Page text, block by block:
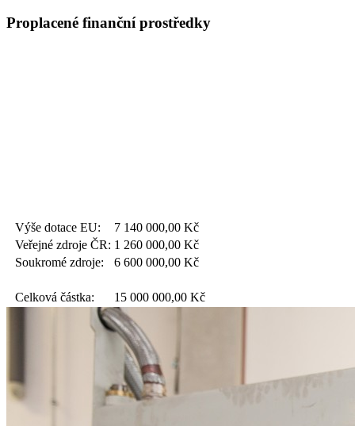
Proplacené finanční prostředky
Výše dotace EU: 7 140 000,00 Kč
Veřejné zdroje ČR: 1 260 000,00 Kč
Soukromé zdroje:
6 600 000,00 Kč
Celková částka: 15 000 000,00 Kč